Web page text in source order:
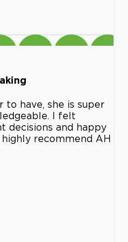
to have, she is super
I felt
decisions and happy
recommend AH